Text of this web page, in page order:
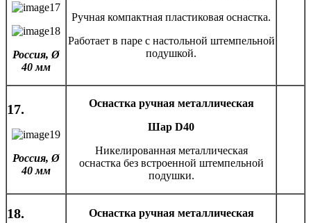
Россия, Ø
40 мм
Ручная компактная пластиковая оснастка.
Работает в паре с настольной штемпельной
подушкой.
17.
Россия, Ø
40 мм
Оснастка ручная металлическая
Шар D40
Никелированная металлическая
оснастка без встроенной штемпельной
подушки.
18.
Оснастка ручная металлическая